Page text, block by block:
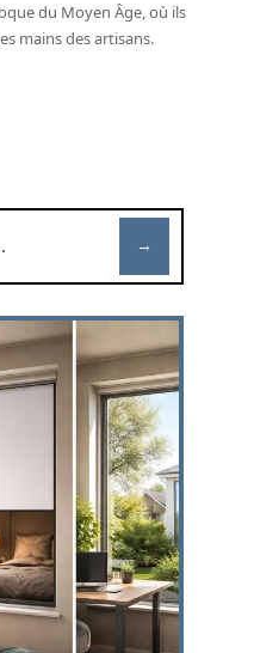
du Moyen Âge, où ils
mains des artisans.